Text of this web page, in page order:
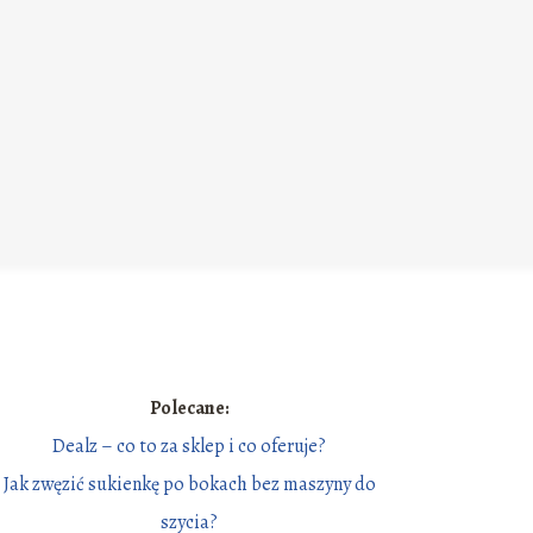
Polecane:
Dealz – co to za sklep i co oferuje?
Jak zwęzić sukienkę po bokach bez maszyny do
szycia?